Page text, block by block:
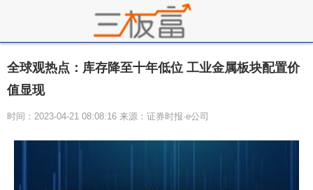
全球观热点：库存降至十年低位 工业金属板块配置价
值显现
时间：2023-04-21 08:08:16 来源：证券时报·e公司